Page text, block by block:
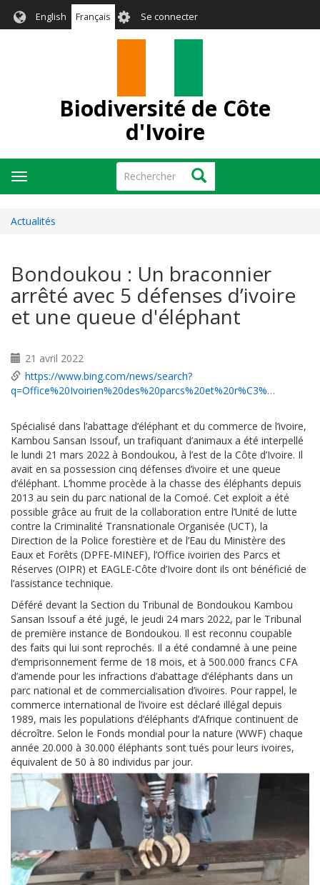
English Français User
account
Se connecter
Biodiversité de Côte
d'Ivoire
Rechercher Rechercher
Toggle
navigation
Actualités
Bondoukou : Un braconnier
arrêté avec 5 défenses d’ivoire
et une queue d'éléphant
21 avril 2022
https://www.bing.com/news/search?
q=Office%20Ivoirien%20des%20parcs%20et%20r%C3%…
Spécialisé dans l’abattage d’éléphant et du commerce de l’ivoire,
Kambou Sansan Issouf, un trafiquant d’animaux a été interpellé
le lundi 21 mars 2022 à Bondoukou, à l’est de la Côte d’Ivoire. Il
avait en sa possession cinq défenses d’ivoire et une queue
d’éléphant. L’homme procède à la chasse des éléphants depuis
2013 au sein du parc national de la Comoé. Cet exploit a été
possible grâce au fruit de la collaboration entre l’Unité de lutte
contre la Criminalité Transnationale Organisée (UCT), la
Direction de la Police forestière et de l’Eau du Ministère des
Eaux et Forêts (DPFE-MINEF), l’Office ivoirien des Parcs et
Réserves (OIPR) et EAGLE-Côte d’Ivoire dont ils ont bénéficié de
l’assistance technique.
Déféré devant la Section du Tribunal de Bondoukou Kambou
Sansan Issouf a été jugé, le jeudi 24 mars 2022, par le Tribunal
de première instance de Bondoukou. Il est reconnu coupable
des faits qui lui sont reprochés. Il a été condamné à une peine
d’emprisonnement ferme de 18 mois, et à 500.000 francs CFA
d’amende pour les infractions d’abattage d’éléphants dans un
parc national et de commercialisation d’ivoires. Pour rappel, le
commerce international de l’ivoire est déclaré illégal depuis
1989, mais les populations d’éléphants d’Afrique continuent de
décroître. Selon le Fonds mondial pour la nature (WWF) chaque
année 20.000 à 30.000 éléphants sont tués pour leurs ivoires,
équivalent de 50 à 80 individus par jour.